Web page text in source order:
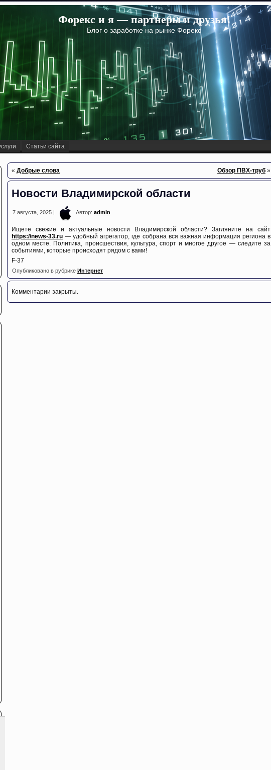
Форекс и я — партнеры и друзья!
Блог о заработке на рынке Форекс
Статьи сайта
« Добрые слова Обзор ПВХ-труб »
Новости Владимирской области
7 августа, 2025 | Автор: admin
Ищете свежие и актуальные новости Владимирской области? Загляните на сайт
https://news-33.ru — удобный агрегатор, где собрана вся важная информация региона в
одном месте. Политика, происшествия, культура, спорт и многое другое — следите за
событиями, которые происходят рядом с вами!
F-37
Опубликовано в рубрике Интернет
Комментарии закрыты.